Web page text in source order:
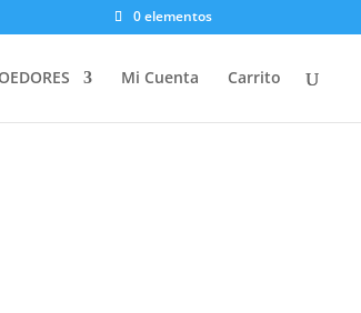
0 elementos
Mi Cuenta Carrito